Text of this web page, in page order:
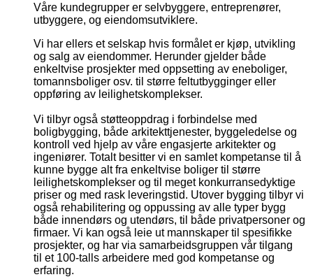
Våre kundegrupper er selvbyggere, entreprenører,
utbyggere, og eiendomsutviklere.
Vi har ellers et selskap hvis formålet er kjøp, utvikling
og salg av eiendommer. Herunder gjelder både
enkeltvise prosjekter med oppsetting av eneboliger,
tomannsboliger osv. til større feltutbygginger eller
oppføring av leilighetskomplekser.
Vi tilbyr også støtteoppdrag i forbindelse med
boligbygging, både arkitekttjenester, byggeledelse og
kontroll ved hjelp av våre engasjerte arkitekter og
ingeniører. Totalt besitter vi en samlet kompetanse til å
kunne bygge alt fra enkeltvise boliger til større
leilighetskomplekser og til meget konkurransedyktige
priser og med rask leveringstid. Utover bygging tilbyr vi
også rehabilitering og oppussing av alle typer bygg
både innendørs og utendørs, til både privatpersoner og
firmaer. Vi kan også leie ut mannskaper til spesifikke
prosjekter, og har via samarbeidsgruppen vår tilgang
til et 100-talls arbeidere med god kompetanse og
erfaring.